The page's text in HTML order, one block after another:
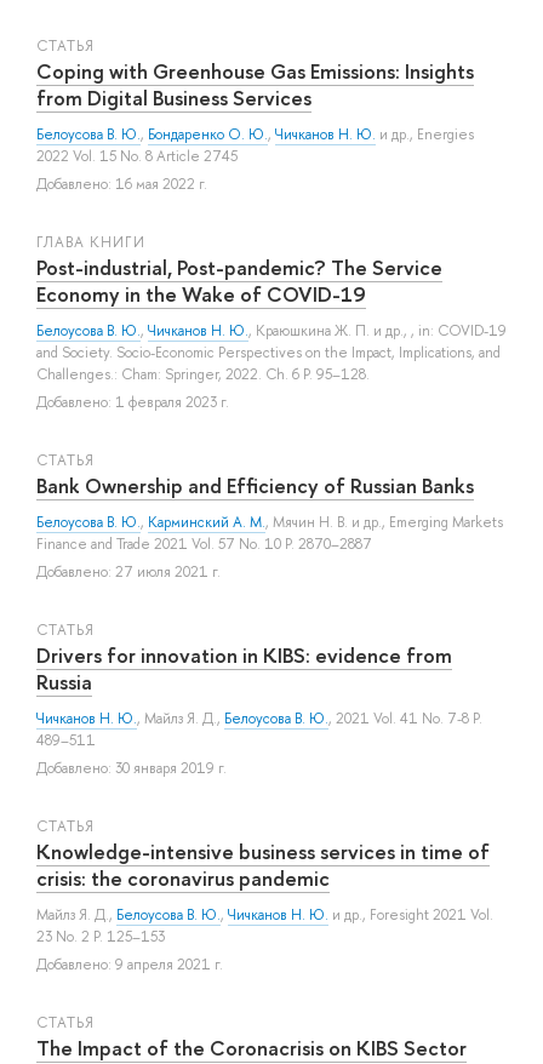
СТАТЬЯ
Coping with Greenhouse Gas Emissions: Insights
from Digital Business Services
Белоусова В. Ю., Бондаренко О. Ю., Чичканов Н. Ю. и др., Energies
2022 Vol. 15 No. 8 Article 2745
Добавлено: 16 мая 2022 г.
ГЛАВА КНИГИ
Post-industrial, Post-pandemic? The Service
Economy in the Wake of COVID-19
Белоусова В. Ю., Чичканов Н. Ю., Краюшкина Ж. П. и др., , in: COVID-19
and Society. Socio-Economic Perspectives on the Impact, Implications, and
Challenges.: Cham: Springer, 2022. Ch. 6 P. 95–128.
Добавлено: 1 февраля 2023 г.
СТАТЬЯ
Bank Ownership and Efficiency of Russian Banks
Белоусова В. Ю., Карминский А. М., Мячин Н. В. и др., Emerging Markets
Finance and Trade 2021 Vol. 57 No. 10 P. 2870–2887
Добавлено: 27 июля 2021 г.
СТАТЬЯ
Drivers for innovation in KIBS: evidence from
Russia
Чичканов Н. Ю., Майлз Я. Д., Белоусова В. Ю., 2021 Vol. 41 No. 7-8 P.
489–511
Добавлено: 30 января 2019 г.
СТАТЬЯ
Knowledge-intensive business services in time of
crisis: the coronavirus pandemic
Майлз Я. Д., Белоусова В. Ю., Чичканов Н. Ю. и др., Foresight 2021 Vol.
23 No. 2 P. 125–153
Добавлено: 9 апреля 2021 г.
СТАТЬЯ
The Impact of the Coronacrisis on KIBS Sector